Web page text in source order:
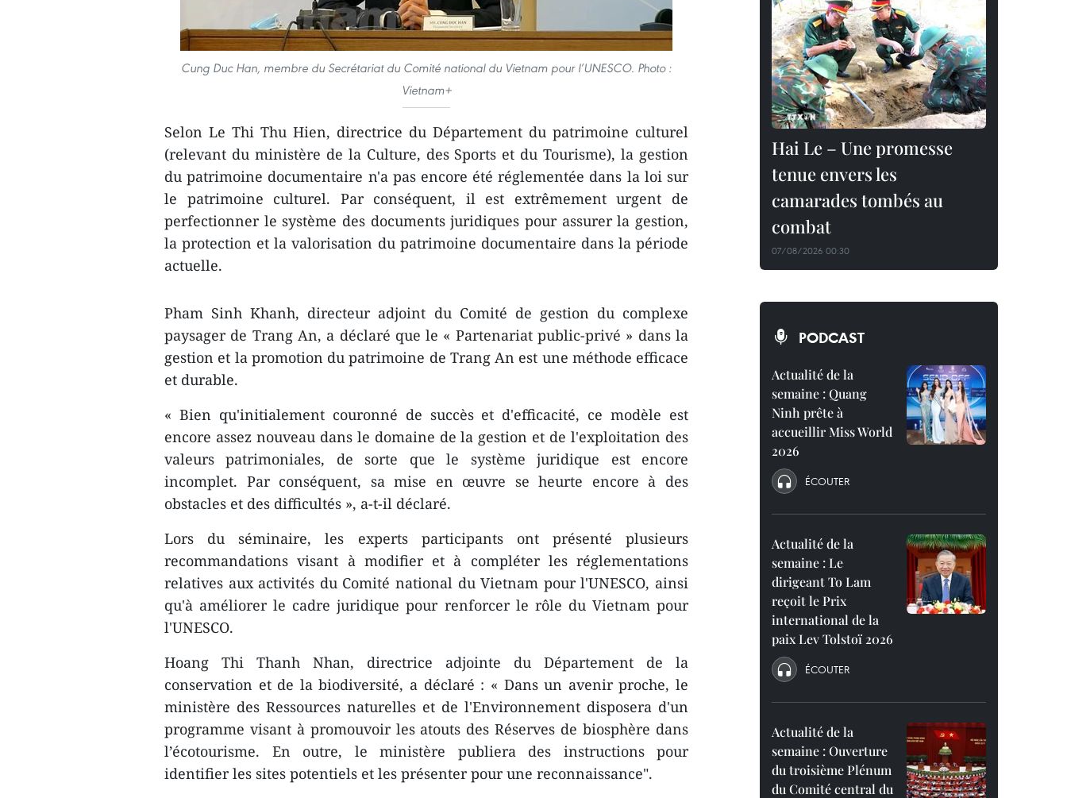
Cung Duc Han, membre du Secrétariat du Comité national du Vietnam pour l’UNESCO. Photo :
Vietnam+
Selon Le Thi Thu Hien, directrice du Département du patrimoine culturel
(relevant du ministère de la Culture, des Sports et du Tourisme), la gestion
du patrimoine documentaire n'a pas encore été réglementée dans la loi sur
le patrimoine culturel. Par conséquent, il est extrêmement urgent de
perfectionner le système des documents juridiques pour assurer la gestion,
la protection et la valorisation du patrimoine documentaire dans la période
actuelle.
Pham Sinh Khanh, directeur adjoint du Comité de gestion du complexe
paysager de Trang An, a déclaré que le « Partenariat public-privé » dans la
gestion et la promotion du patrimoine de Trang An est une méthode efficace
et durable.
« Bien qu'initialement couronné de succès et d'efficacité, ce modèle est
encore assez nouveau dans le domaine de la gestion et de l'exploitation des
valeurs patrimoniales, de sorte que le système juridique est encore
incomplet. Par conséquent, sa mise en œuvre se heurte encore à des
obstacles et des difficultés », a-t-il déclaré.
Lors du séminaire, les experts participants ont présenté plusieurs
recommandations visant à modifier et à compléter les réglementations
relatives aux activités du Comité national du Vietnam pour l'UNESCO, ainsi
qu'à améliorer le cadre juridique pour renforcer le rôle du Vietnam pour
l'UNESCO.
Hoang Thi Thanh Nhan, directrice adjointe du Département de la
conservation et de la biodiversité, a déclaré : « Dans un avenir proche, le
ministère des Ressources naturelles et de l'Environnement disposera d'un
programme visant à promouvoir les atouts des Réserves de biosphère dans
l’écotourisme. En outre, le ministère publiera des instructions pour
identifier les sites potentiels et les présenter pour une reconnaissance".
Hai Le – Une promesse
tenue envers les
camarades tombés au
combat
07/08/2026 00:30
PODCAST
Actualité de la
semaine : Quang
Ninh prête à
accueillir Miss World
2026
ÉCOUTER
Actualité de la
semaine : Le
dirigeant To Lam
reçoit le Prix
international de la
paix Lev Tolstoï 2026
ÉCOUTER
Actualité de la
semaine : Ouverture
du troisième Plénum
du Comité central du